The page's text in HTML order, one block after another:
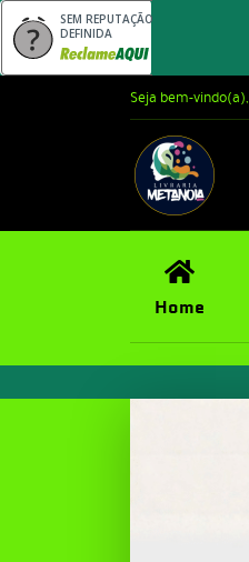
SEM REPUTAÇÃO
DEFINIDA
Seja bem-vindo(a),
Home